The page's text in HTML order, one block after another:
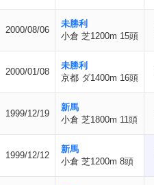
2000/08/06
未勝利
小倉 芝1200m 15頭
2000/01/08
未勝利
京都 ダ1400m 16頭
1999/12/19
新馬
小倉 芝1800m 11頭
1999/12/12
新馬
小倉 芝1200m 8頭